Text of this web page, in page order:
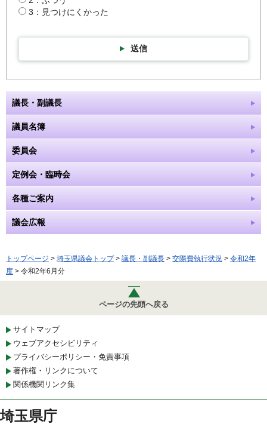
3：見つけにくかった
送信
議長・副議長
議員名簿
委員会
定例会・臨時会
各種ご案内
議会広報
トップページ > 埼玉県議会トップ> 議長・副議長 > 交際費執行状況 > 令和2年
度 > 令和2年6月分
ページの先頭へ戻る
サイトマップ
ウェブアクセシビリティ
プライバシーポリシー・免責事項
著作権・リンクについて
関係機関リンク集
埼玉県庁